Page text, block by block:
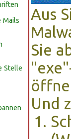
Mails
Stelle
Aus
Sie
Und